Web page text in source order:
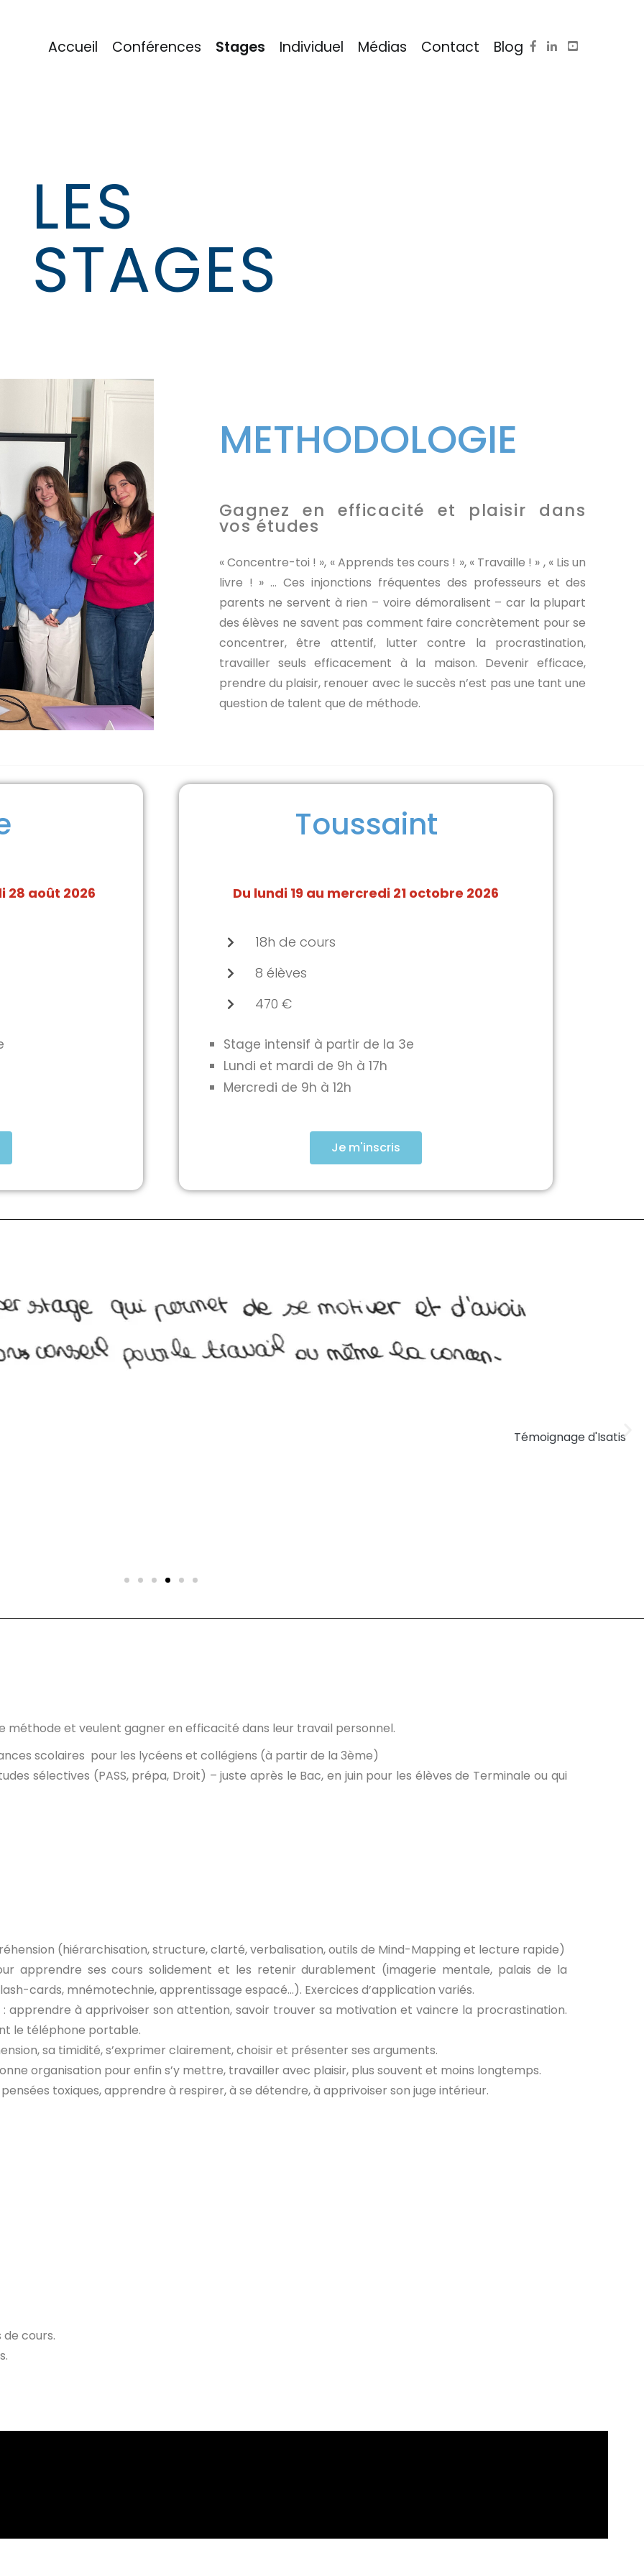
Accueil Conférences Stages Individuel Médias Contact Blog
LES
STAGES
METHODOLOGIE
Gagnez en efficacité et plaisir dans
vos études
« Concentre-toi ! », « Apprends tes cours ! », « Travaille ! » , « Lis un
livre ! » … Ces injonctions fréquentes des professeurs et des
parents ne servent à rien – voire démoralisent – car la plupart
des élèves ne savent pas comment faire concrètement pour se
concentrer, être attentif, lutter contre la procrastination,
travailler seuls efficacement à la maison. Devenir efficace,
prendre du plaisir, renouer avec le succès n’est pas une tant une
question de talent que de méthode.
28 août 2026
Toussaint
Du lundi 19 au mercredi 21 octobre 2026
18h de cours
8 élèves
470 €
Stage intensif à partir de la 3e
Lundi et mardi de 9h à 17h
Mercredi de 9h à 12h
Je m'inscris
Témoignage d'Isatis
méthode et veulent gagner en efficacité dans leur travail personnel.
scolaires pour les lycéens et collégiens (à partir de la 3ème)
sélectives (PASS, prépa, Droit) – juste après le Bac, en juin pour les élèves de Terminale ou qui
(hiérarchisation, structure, clarté, verbalisation, outils de Mind-Mapping et lecture rapide)
apprendre ses cours solidement et les retenir durablement (imagerie mentale, palais de la
cards, mnémotechnie, apprentissage espacé…). Exercices d’application variés.
: apprendre à apprivoiser son attention, savoir trouver sa motivation et vaincre la procrastination.
le téléphone portable.
sa timidité, s’exprimer clairement, choisir et présenter ses arguments.
organisation pour enfin s’y mettre, travailler avec plaisir, plus souvent et moins longtemps.
toxiques, apprendre à respirer, à se détendre, à apprivoiser son juge intérieur.
de cours.